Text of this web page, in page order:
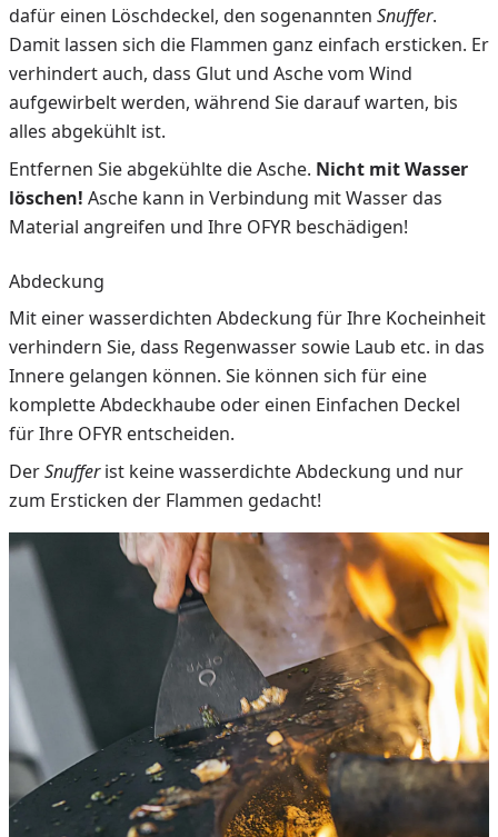
dafür einen Löschdeckel, den sogenannten Snuffer.
Damit lassen sich die Flammen ganz einfach ersticken. Er
verhindert auch, dass Glut und Asche vom Wind
aufgewirbelt werden, während Sie darauf warten, bis
alles abgekühlt ist.
Entfernen Sie abgekühlte die Asche. Nicht mit Wasser
löschen! Asche kann in Verbindung mit Wasser das
Material angreifen und Ihre OFYR beschädigen!
Abdeckung
Mit einer wasserdichten Abdeckung für Ihre Kocheinheit
verhindern Sie, dass Regenwasser sowie Laub etc. in das
Innere gelangen können. Sie können sich für eine
komplette Abdeckhaube oder einen Einfachen Deckel
für Ihre OFYR entscheiden.
DerSnufferist keine wasserdichte Abdeckung und nur
zum Ersticken der Flammen gedacht!